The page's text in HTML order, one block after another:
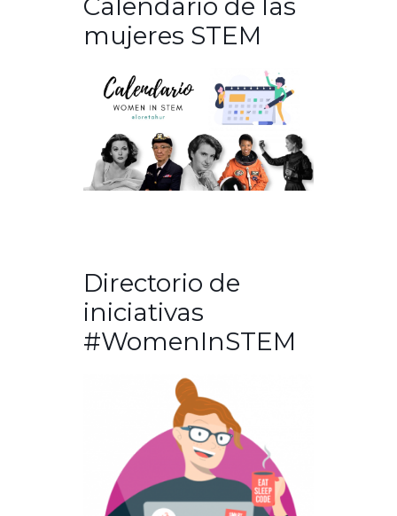
Calendario de las
mujeres STEM
Directorio de
iniciativas
#WomenInSTEM